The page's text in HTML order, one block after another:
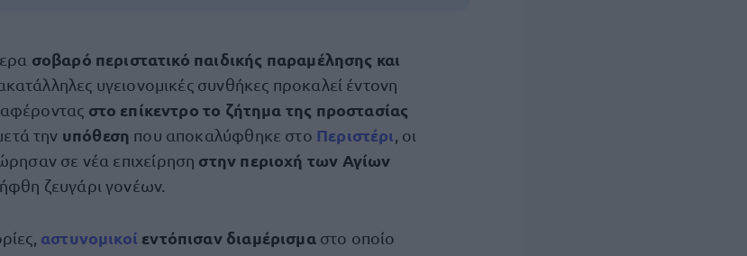
σοβαρό περιστατικό παιδικής παραμέλησης και
υγειονομικές συνθήκες προκαλεί έντονη
στο επίκεντρο το ζήτημα της προστασίας
την υπόθεση που αποκαλύφθηκε στο Περιστέρι , οι
σε νέα επιχείρηση στην περιοχή των Αγίων
ζευγάρι γονέων.
αστυνομικοί εντόπισαν διαμέρισμα στο οποίο